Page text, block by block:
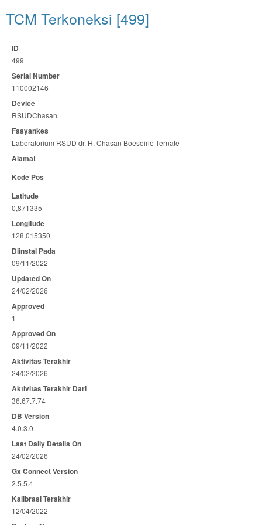
TCM Terkoneksi [499]
ID
499
Serial Number
110002146
Device
RSUDChasan
Fasyankes
Laboratorium RSUD dr. H. Chasan Boesoirie Ternate
Alamat
Kode Pos
Latitude
0,871335
Longitude
128,015350
Diinstal Pada
09/11/2022
Updated On
24/02/2026
Approved
1
Approved On
09/11/2022
Aktivitas Terakhir
24/02/2026
Aktivitas Terakhir Dari
36.67.7.74
DB Version
4.0.3.0
Last Daily Details On
24/02/2026
Gx Connect Version
2.5.5.4
Kalibrasi Terakhir
12/04/2022